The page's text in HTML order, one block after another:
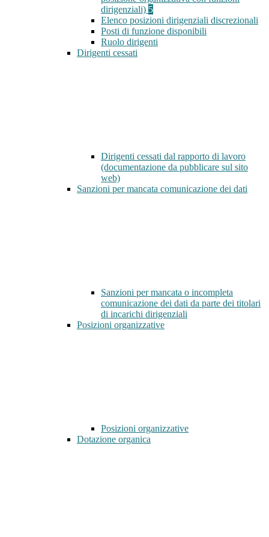
dirigenziali) 5
Elenco posizioni dirigenziali discrezionali
Posti di funzione disponibili
Ruolo dirigenti
Dirigenti cessati
Dirigenti cessati dal rapporto di lavoro
(documentazione da pubblicare sul sito
web)
Sanzioni per mancata comunicazione dei dati
Sanzioni per mancata o incompleta
comunicazione dei dati da parte dei titolari
di incarichi dirigenziali
Posizioni organizzative
Posizioni organizzative
Dotazione organica